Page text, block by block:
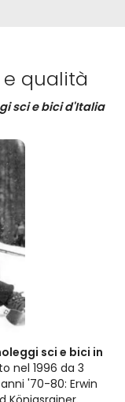
qualità
sci e bici d'Italia
sci e bici in
nel 1996 da 3
'70-80: Erwin